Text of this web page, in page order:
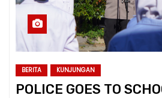
BERITA KUNJUNGAN
POLICE GOES TO